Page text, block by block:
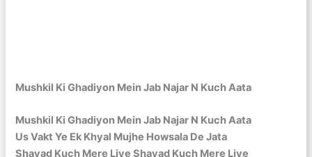
Mushkil Ki Ghadiyon Mein Jab Najar N Kuch Aata
Mushkil Ki Ghadiyon Mein Jab Najar N Kuch Aata
Us Vakt Ye Ek Khyal Mujhe Howsala De Jata
Shayad Kuch Mere Liye Shayad Kuch Mere Liye